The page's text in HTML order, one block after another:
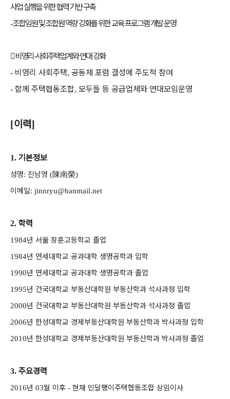
사업 실행을 위한 협력 기반 구축
-조합임원 및 조합원 역량 강화를 위한 교육 프로그램 개발 운영
비영리 ·사회주택업계와 연대 강화
- 비영리 사회주택, 공동체 포럼 결성에 주도적 참여
- 함께 주택협동조합, 모두들 등 공급업체와 연대모임운영
[이력]
1. 기본정보
성명: 진남영 (陳南榮)
이메일: jinnryu@hanmail.net
2. 학력
1984년 서울 장훈고등학교 졸업
1984년 연세대학교 공과대학 생명공학과 입학
1990년 연세대학교 공과대학 생명공학과 졸업
1995년 건국대학교 부동산대학원 부동산학과 석사과정 입학
2000년 건국대학교 부동산대학원 부동산학과 석사과정 졸업
2006년 한성대학교 경제부동산대학원 부동산학과 박사과정 입학
2010년 한성대학교 경제부동산대학원 부동산학과 박사과정 졸업
3. 주요경력
2016년 03월 이후 - 현재 민달팽이주택협동조합 상임이사